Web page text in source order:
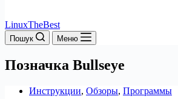
LinuxTheBest
Пошук Меню
Позначка Bullseye
Инструкции, Обзоры, Программы